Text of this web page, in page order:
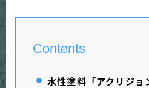
Contents
水性塗料「アクリジョ